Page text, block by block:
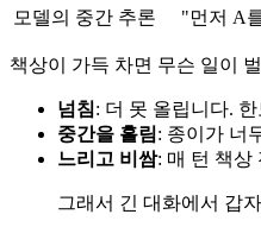
모델의 중간 추론
"먼저 A
책상이 가득 차면 무슨 일이
넘침: 더 못 올립니다.
중간을 흘림: 종이가 너
느리고 비쌈: 매 턴 책상
그래서 긴 대화에서 갑